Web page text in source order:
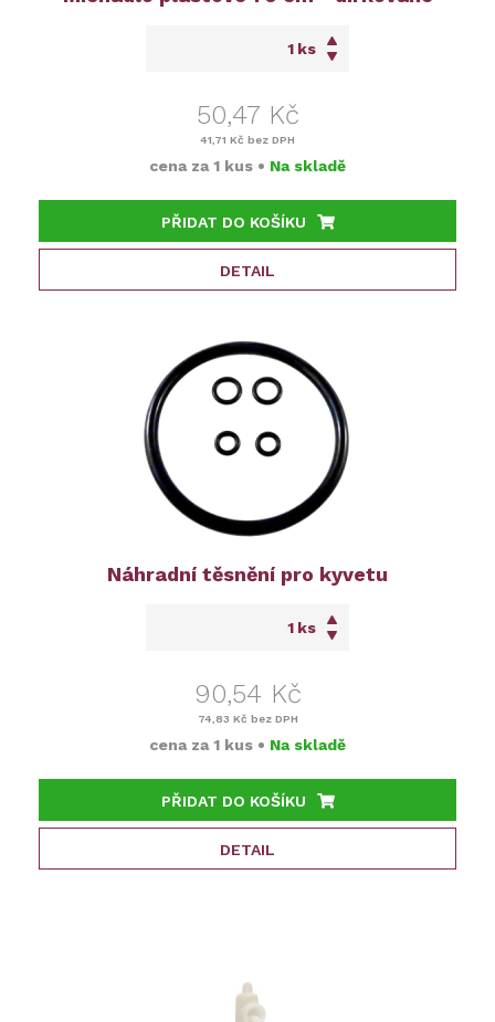
ks
50,47 Kč
41,71 Kč bez DPH
cena za 1 kus • Na skladě
PŘIDAT DO KOŠÍKU
DETAIL
Náhradní těsnění pro kyvetu
ks
90,54 Kč
74,83 Kč bez DPH
cena za 1 kus • Na skladě
PŘIDAT DO KOŠÍKU
DETAIL